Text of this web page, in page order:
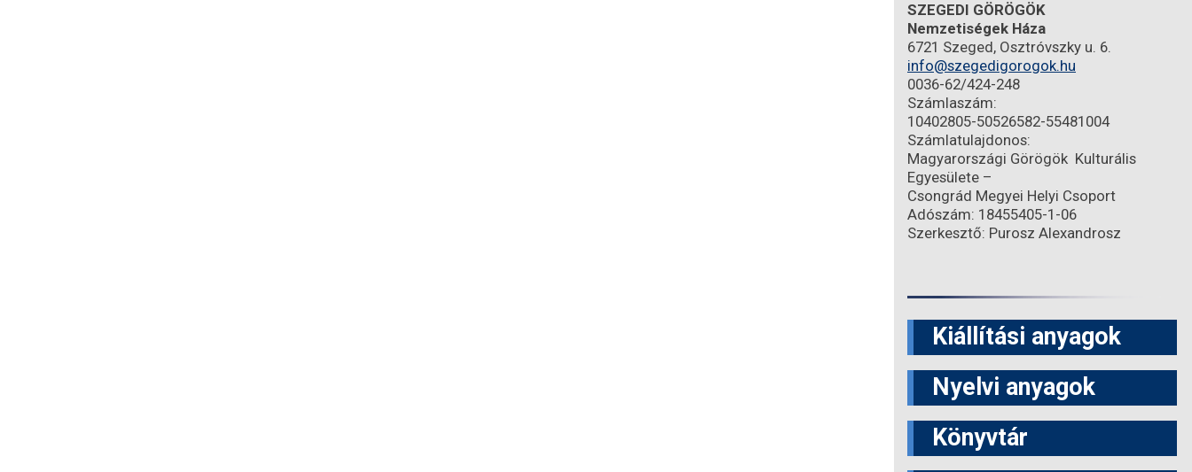
SZEGEDI GÖRÖGÖK
Nemzetiségek Háza
6721 Szeged, Osztróvszky u. 6.
info@szegedigorogok.hu
0036-62/424-248
Számlaszám:
10402805-50526582-55481004
Számlatulajdonos:
Magyarországi Görögök Kulturális
Egyesülete –
Csongrád Megyei Helyi Csoport
Adószám: 18455405-1-06
Szerkesztő: Purosz Alexandrosz
Kiállítási anyagok
Nyelvi anyagok
Könyvtár